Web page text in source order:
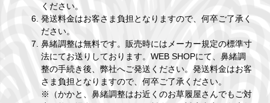
ください。
発送料金はお客さま負担となりますので、何卒ご了承く
ださい。
鼻緒調整は無料です。販売時にはメーカー規定の標準寸
法にてお送りしております。WEB SHOPにて、鼻緒調
整の手続き後、弊社へご発送ください。発送料金はお客
さま負担となりますので、何卒ご了承ください。
※（かかと、鼻緒調整はお近くのお草履屋さんでもご対